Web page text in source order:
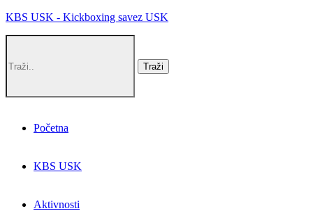
KBS USK - Kickboxing savez USK
Početna
KBS USK
Aktivnosti